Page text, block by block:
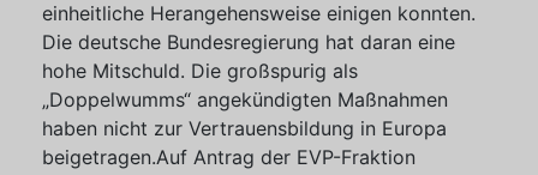
einheitliche Herangehensweise einigen konnten.
Die deutsche Bundesregierung hat daran eine
hohe Mitschuld. Die großspurig als
„Doppelwumms“ angekündigten Maßnahmen
haben nicht zur Vertrauensbildung in Europa
beigetragen.Auf Antrag der EVP-Fraktion